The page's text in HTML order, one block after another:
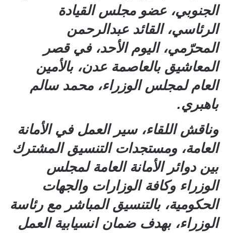
الجنوبي، عضو مجلس القيادة
الرئاسي، القائد عبدالرحمن
المحرّمي، اليوم الأحد، في قصر
المعاشيق بالعاصمة عدن، بالأمين
العام لمجلس الوزراء، محمد سالم
باهبري.
وناقش اللقاء، سير العمل في الأمانة
العامة، ومستجدات التنسيق المشترك
بين دوائر الأمانة العامة لمجلس
الوزراء وكافة الوزارات والجهات
الحكومية، بالتنسيق المباشر مع رئاسة
الوزراء، بهدف ضمان انسيابية العمل